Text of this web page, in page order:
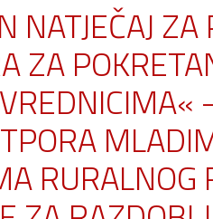
NATJEČAJ
ZA
RURALNOG